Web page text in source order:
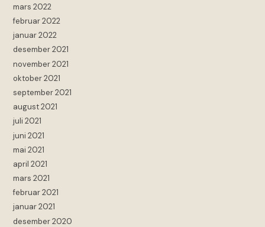
mars 2022
februar 2022
januar 2022
desember 2021
november 2021
oktober 2021
september 2021
august 2021
juli 2021
juni 2021
mai 2021
april 2021
mars 2021
februar 2021
januar 2021
desember 2020